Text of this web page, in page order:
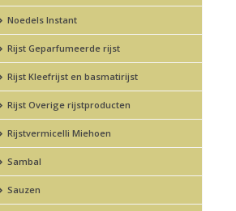
Noedels Instant
Rijst Geparfumeerde rijst
Rijst Kleefrijst en basmatirijst
Rijst Overige rijstproducten
Rijstvermicelli Miehoen
Sambal
Sauzen